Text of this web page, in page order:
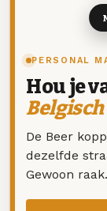
PERSONAL
Hou je
De Beer
dezelfde
Gewoon raak.